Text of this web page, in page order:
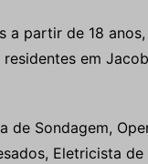
a partir de 18
em
de Sondagem,
Eletricista